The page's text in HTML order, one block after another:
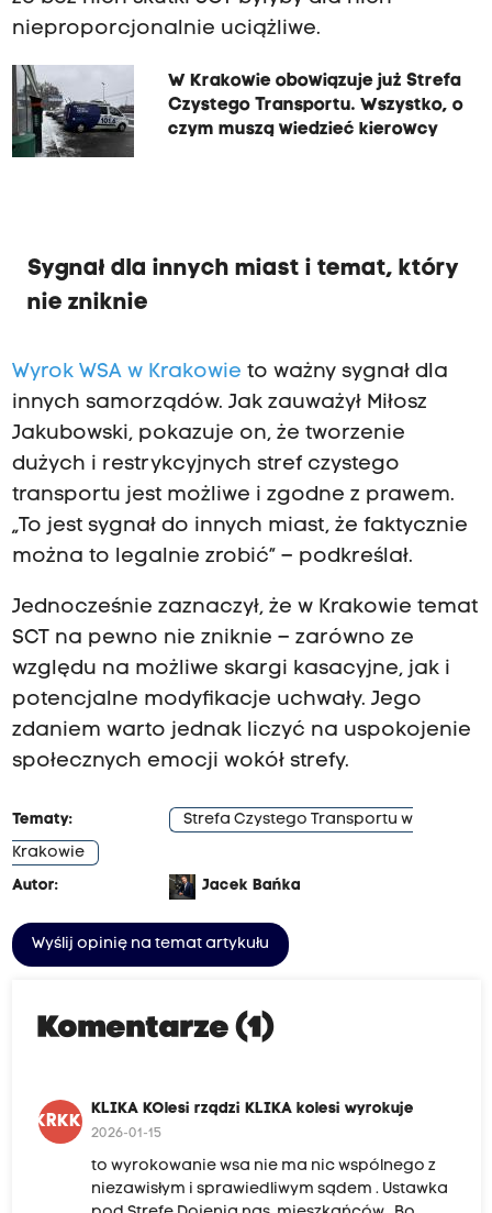
nieproporcjonalnie uciążliwe.
W Krakowie obowiązuje już Strefa
Czystego Transportu. Wszystko, o
czym muszą wiedzieć kierowcy
Sygnał dla innych miast i temat, który
nie zniknie
Wyrok WSA w Krakowie to ważny sygnał dla
innych samorządów. Jak zauważył Miłosz
Jakubowski, pokazuje on, że tworzenie
dużych i restrykcyjnych stref czystego
transportu jest możliwe i zgodne z prawem.
„To jest sygnał do innych miast, że faktycznie
można to legalnie zrobić” – podkreślał.
Jednocześnie zaznaczył, że w Krakowie temat
SCT na pewno nie zniknie – zarówno ze
względu na możliwe skargi kasacyjne, jak i
potencjalne modyfikacje uchwały. Jego
zdaniem warto jednak liczyć na uspokojenie
społecznych emocji wokół strefy.
Tematy:
Strefa Czystego Transportu w
Krakowie
Autor:
Jacek Bańka
Wyślij opinię na temat artykułu
Komentarze (1)
KKRKKW
KLIKA KOlesi rządzi KLIKA kolesi wyrokuje
2026-01-15
to wyrokowanie wsa nie ma nic wspólnego z
niezawisłym i sprawiedliwym sądem . Ustawka